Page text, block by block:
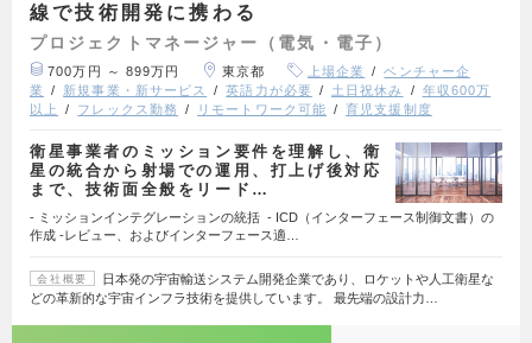
線で技術開発に携わる
プロジェクトマネージャー（電気・電子）
700万円 ～ 899万円 東京都 上場企業
ベンチャー企
業
新規事業・新サービス 英語力が必要 土日祝休み
年収600万
以上
フレックス勤務 リモートワーク可能 育児支援制度
衛星事業者のミッション要件を理解し、衛
星の統合から射場での運用、打上げ後対応
まで、技術面全般をリード…
- ミッションインテグレーションの統括 - ICD（インターフェース制御文書）の
作成 -レビュー、およびインターフェース適…
会社概要
日本発の宇宙輸送システム開発企業であり、ロケットや人工衛星な
どの革新的な宇宙インフラ技術を提供しています。 最先端の設計力…